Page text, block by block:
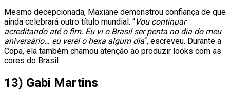
Mesmo decepcionada, Maxiane demonstrou confiança de que
ainda celebrará outro título mundial. “Vou continuar
acreditando até o fim. Eu vi o Brasil ser penta no dia do meu
aniversário… eu verei o hexa algum dia“, escreveu. Durante a
Copa, ela também chamou atenção ao produzir looks com as
cores do Brasil.
13) Gabi Martins